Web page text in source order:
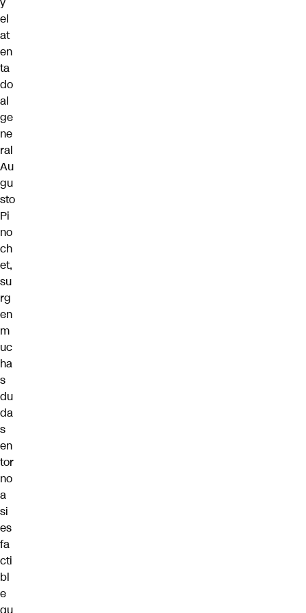
el
at
en
ta
do
al
ge
ne
ral
Au
gu
sto
Pi
no
ch
et,
su
rg
en
m
uc
ha
s
du
da
s
en
tor
no
a
si
es
fa
cti
bl
e
qu